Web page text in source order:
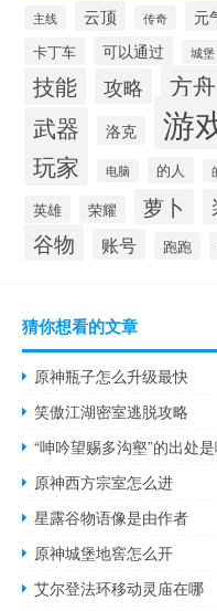
主线 云顶 传奇 元
卡丁车
可以通过 城堡
技能 攻略 方舟
武器 洛克 游
玩家 电脑 的人
英雄 荣耀 萝卜
谷物 账号 跑跑
猜你想看的文章
原神瓶子怎么升级最快
笑傲江湖密室逃脱攻略
“呻吟望赐多沟壑”的出处
原神西方宗室怎么进
星露谷物语像是由作者
原神城堡地窖怎么开
艾尔登法环移动灵庙在哪